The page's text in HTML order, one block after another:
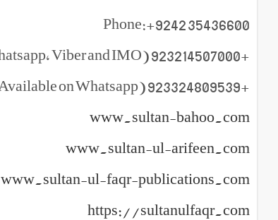
Phone:+9242 35436600
+923214507000 (Available on Whatsapp, Viber and IMO )
+923324809539 (Available on Whatsapp)
www.sultan-bahoo.com
www.sultan-ul-arifeen.com
www.sultan-ul-faqr-publications.com
https://sultanulfaqr.com